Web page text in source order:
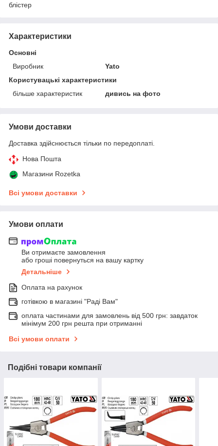
блістер
Характеристики
Основні
Виробник
Yato
Користувацькі характеристики
більше характеристик
дивись на фото
Умови доставки
Доставка здійснюється тільки по передоплаті.
Нова Пошта
Магазини Rozetka
Всі умови доставки
Умови оплати
Ви отримаєте замовлення
або гроші повернуться на вашу картку
Детальніше
Оплата на рахунок
готівкою в магазині "Раді Вам"
оплата частинами для замовлень від 500 грн: завдаток
мінімум 200 грн решта при отриманні
Всі умови оплати
Подібні товари компанії